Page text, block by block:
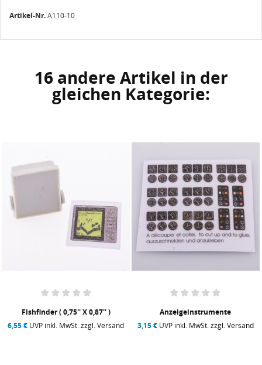
Artikel-Nr.A110-10
16 andere Artikel in der
gleichen Kategorie:
Fishfinder ( 0,75'' X 0,87'' )
6,55 € UVP inkl. MwSt. zzgl. Versand
Anzeigeinstrumente
3,15 €UVP inkl. MwSt. zzgl. Versand